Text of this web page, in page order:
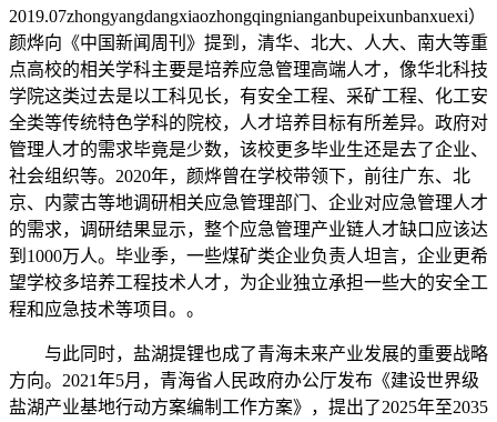
颜烨向《中国新闻周刊》提到，清华、北大、人大、南大等重
点高校的相关学科主要是培养应急管理高端人才，像华北科技
学院这类过去是以工科见长，有安全工程、采矿工程、化工安
全类等传统特色学科的院校，人才培养目标有所差异。政府对
管理人才的需求毕竟是少数，该校更多毕业生还是去了企业、
社会组织等。2020年，颜烨曾在学校带领下，前往广东、北
京、内蒙古等地调研相关应急管理部门、企业对应急管理人才
的需求，调研结果显示，整个应急管理产业链人才缺口应该达
到1000万人。毕业季，一些煤矿类企业负责人坦言，企业更希
望学校多培养工程技术人才，为企业独立承担一些大的安全工
程和应急技术等项目。。
与此同时，盐湖提锂也成了青海未来产业发展的重要战略
方向。2021年5月，青海省人民政府办公厅发布《建设世界级
盐湖产业基地行动方案编制工作方案》，提出了2025年至2035